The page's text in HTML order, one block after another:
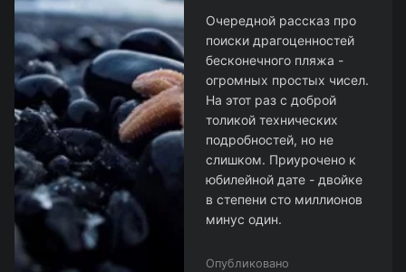
Очередной рассказ про
поиски драгоценностей
бесконечного пляжа -
огромных простых чисел.
На этот раз с доброй
толикой технических
подробностей, но не
слишком. Приурочено к
юбилейной дате - двойке
в степени сто миллионов
минус один.
Опубликовано